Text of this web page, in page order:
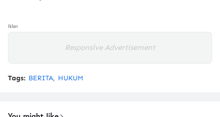
Iklan
Responsive Advertisement
Tags: BERITA HUKUM